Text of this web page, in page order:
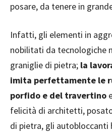
posare, da tenere in
Infatti, gli elementi in
nobilitati da tecnologiche
graniglie di pietra; la
imita perfettamente le
porfido e del travertino
felicità di architetti,
di pietra, gli autobloccanti